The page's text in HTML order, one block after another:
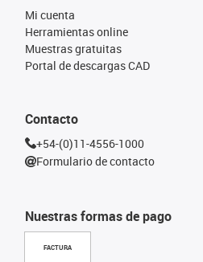
Nuestras formas de pago
FACTURA
Mi cuenta
Herramientas online
Muestras gratuitas
Portal de descargas CAD
Contacto
+54-(0)11-4556-1000
Formulario de contacto